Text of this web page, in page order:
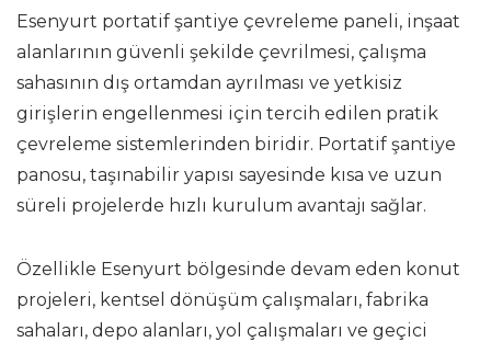
Esenyurt portatif şantiye çevreleme paneli, inşaat
alanlarının güvenli şekilde çevrilmesi, çalışma
sahasının dış ortamdan ayrılması ve yetkisiz
girişlerin engellenmesi için tercih edilen pratik
çevreleme sistemlerinden biridir. Portatif şantiye
panosu, taşınabilir yapısı sayesinde kısa ve uzun
süreli projelerde hızlı kurulum avantajı sağlar.
Özellikle Esenyurt bölgesinde devam eden konut
projeleri, kentsel dönüşüm çalışmaları, fabrika
sahaları, depo alanları, yol çalışmaları ve geçici